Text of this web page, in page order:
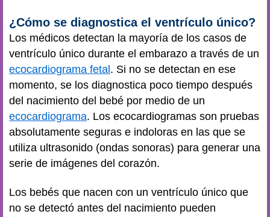
¿Cómo se diagnostica el ventrículo único?
Los médicos detectan la mayoría de los casos de
ventrículo único durante el embarazo a través de un
ecocardiograma fetal. Si no se detectan en ese
momento, se los diagnostica poco tiempo después
del nacimiento del bebé por medio de un
ecocardiograma. Los ecocardiogramas son pruebas
absolutamente seguras e indoloras en las que se
utiliza ultrasonido (ondas sonoras) para generar una
serie de imágenes del corazón.
Los bebés que nacen con un ventrículo único que
no se detectó antes del nacimiento pueden